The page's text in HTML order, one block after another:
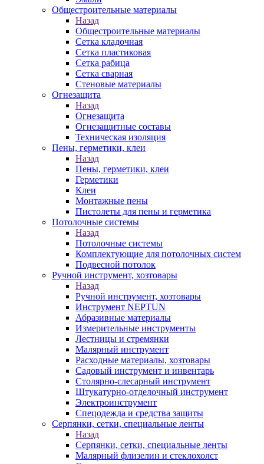
Общестроительные материалы
Назад
Общестроительные материалы
Сетка кладочная
Сетка пластиковая
Сетка рабица
Сетка сварная
Стеновые материалы
Огнезащита
Назад
Огнезащита
Огнезащитные составы
Техническая изоляция
Пены, герметики, клеи
Назад
Пены, герметики, клеи
Герметики
Клеи
Монтажные пены
Пистолеты для пены и герметика
Потолочные системы
Назад
Потолочные системы
Комплектующие для потолочных систем
Подвесной потолок
Ручной инструмент, хозтовары
Назад
Ручной инструмент, хозтовары
Инструмент NEPTUN
Абразивные материалы
Измерительные инструменты
Лестницы и стремянки
Малярный инструмент
Расходные материалы, хозтовары
Садовый инструмент и инвентарь
Столярно-слесарный инструмент
Штукатурно-отделочный инструмент
Электроинструмент
Спецодежда и средства защиты
Серпянки, сетки, специальные ленты
Назад
Серпянки, сетки, специальные ленты
Малярный флизелин и стеклохолст